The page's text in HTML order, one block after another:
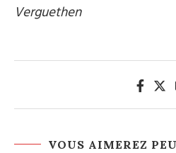
Verguethen
VOUS AIMEREZ